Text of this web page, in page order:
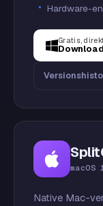
Hardware-
Gratis,
Native Mac-